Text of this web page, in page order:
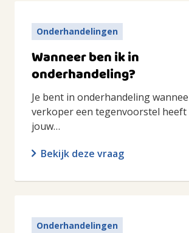
Onderhandelingen
Wanneer ben ik in
onderhandeling?
Je bent in onderhandeling
verkoper een tegenvoorstel heeft
jouw…
Bekijk deze vraag
Onderhandelingen